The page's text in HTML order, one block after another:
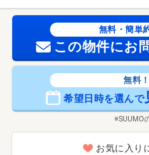
無料・簡単
この物件にお
無料！
希望日時を選んで
※SUUMO
お気に入り